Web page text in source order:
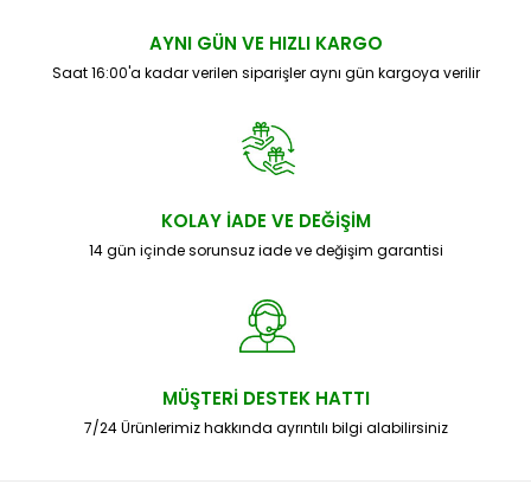
AYNI GÜN VE HIZLI KARGO
Saat 16:00'a kadar verilen siparişler aynı gün kargoya verilir
KOLAY İADE VE DEĞİŞİM
14 gün içinde sorunsuz iade ve değişim garantisi
MÜŞTERİ DESTEK HATTI
7/24 Ürünlerimiz hakkında ayrıntılı bilgi alabilirsiniz